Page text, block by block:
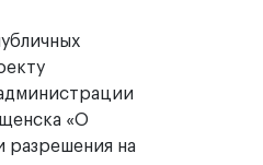
«О
разрешения на